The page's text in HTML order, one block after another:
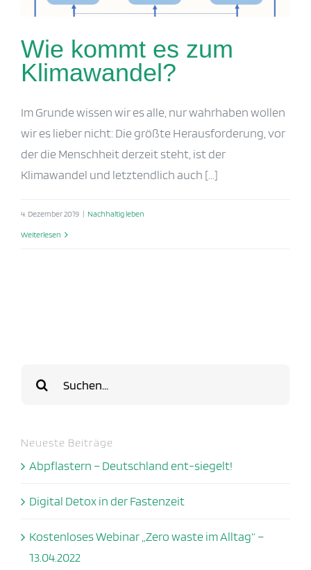
Wie kommt es zum
Klimawandel?
Im Grunde wissen wir es alle, nur wahrhaben wollen
wir es lieber nicht: Die größte Herausforderung, vor
der die Menschheit derzeit steht, ist der
Klimawandel und letztendlich auch [...]
4. Dezember 2019 | Nachhaltig leben
Weiterlesen
nach:
Neueste Beiträge
Abpflastern – Deutschland ent-siegelt!
Digital Detox in der Fastenzeit
Kostenloses Webinar „Zero waste im Alltag“ –
13.04.2022